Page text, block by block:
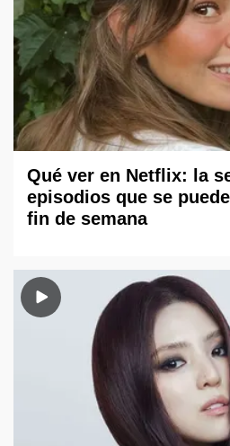
Qué ver en Netflix: la
episodios que se
fin de semana